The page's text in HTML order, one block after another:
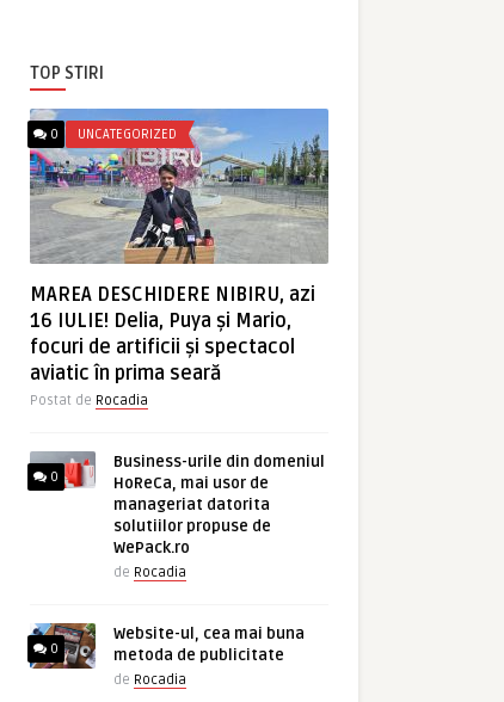
TOP STIRI
0 UNCATEGORIZED
MAREA DESCHIDERE NIBIRU, azi
16 IULIE! Delia, Puya și Mario,
focuri de artificii și spectacol
aviatic în prima seară
Postat de Rocadia
0
Business-urile din domeniul
HoReCa, mai usor de
manageriat datorita
solutiilor propuse de
WePack.ro
de Rocadia
0
Website-ul, cea mai buna
metoda de publicitate
de Rocadia